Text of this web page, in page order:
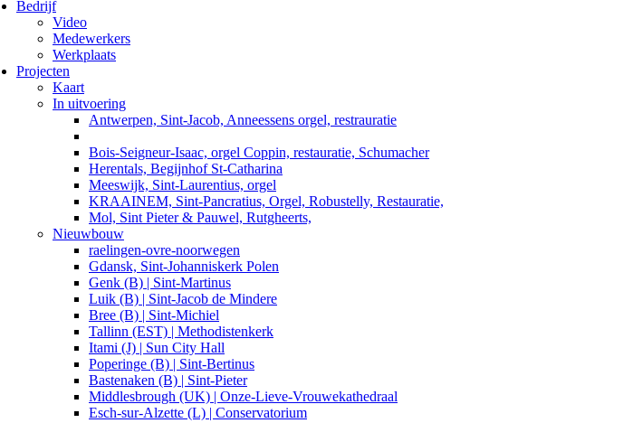
Bedrijf
Video
Medewerkers
Werkplaats
Projecten
Kaart
In uitvoering
Antwerpen, Sint-Jacob, Anneessens orgel, restrauratie
Bois-Seigneur-Isaac, orgel Coppin, restauratie, Schumacher
Herentals, Begijnhof St-Catharina
Meeswijk, Sint-Laurentius, orgel
KRAAINEM, Sint-Pancratius, Orgel, Robustelly, Restauratie,
Mol, Sint Pieter & Pauwel, Rutgheerts,
Nieuwbouw
raelingen-ovre-noorwegen
Gdansk, Sint-Johanniskerk Polen
Genk (B) | Sint-Martinus
Luik (B) | Sint-Jacob de Mindere
Bree (B) | Sint-Michiel
Tallinn (EST) | Methodistenkerk
Itami (J) | Sun City Hall
Poperinge (B) | Sint-Bertinus
Bastenaken (B) | Sint-Pieter
Middlesbrough (UK) | Onze-Lieve-Vrouwekathedraal
Esch-sur-Alzette (L) | Conservatorium